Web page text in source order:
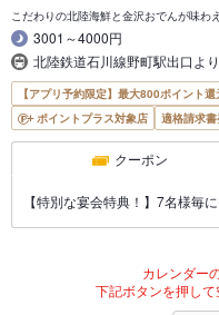
こだわりの北陸海鮮と金沢おでんが味わ
3001～4000円
北陸鉄道石川線野町駅出口よ
【アプリ予約限定】最大800ポイント
ポイントプラス対象店
適格請求
クーポン
【特別な宴会特典！】7名様毎
カレンダー
下記ボタンを押して